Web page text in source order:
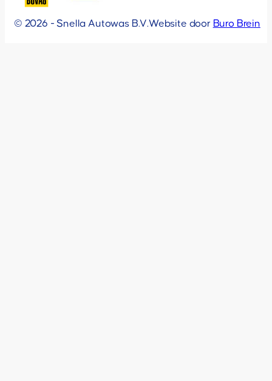
© 2026 - Snella Autowas B.V.Website door Buro Brein